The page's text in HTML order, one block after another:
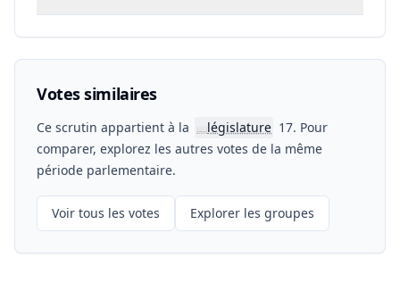
Votes similaires
Ce scrutin appartient à la 📖législature 17. Pour
comparer, explorez les autres votes de la même
période parlementaire.
Voir tous les votes Explorer les groupes